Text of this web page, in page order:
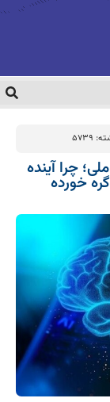
5739
چرا آینده
خورده